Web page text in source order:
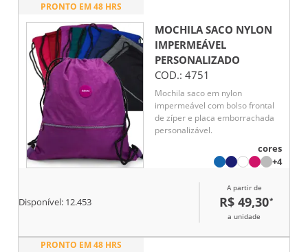
PRONTO EM 48 HRS
MOCHILA SACO NYLON
IMPERMEÁVEL
PERSONALIZADO
COD.: 4751
Mochila saco em nylon
impermeável com bolso frontal
de zíper e placa emborrachada
personalizável.
cores
+4
Disponível: 12.453
A partir de
R$ 49,30*
a unidade
PRONTO EM 48 HRS